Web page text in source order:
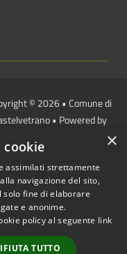
© 2026 • Comune di
• Powered by
redazione
×
assimilati strettamente
navigazione del sito,
solo fine di elaborare
e anonime.
policy al seguente link
TUTTO